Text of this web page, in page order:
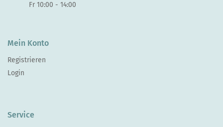
Fr 10:00 - 14:00
Mein Konto
Registrieren
Login
Service